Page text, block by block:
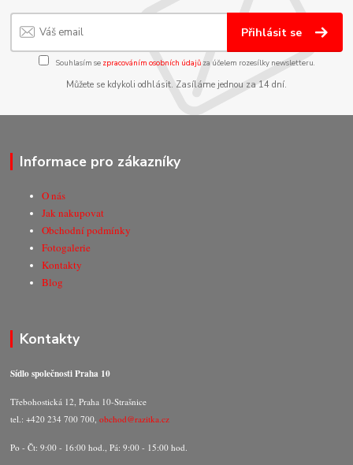
Přihlásit se
Souhlasím se zpracováním osobních údajůza účelem rozesílky newsletteru.
Můžete se kdykoli odhlásit. Zasíláme jednou za 14 dní.
Informace pro zákazníky
O nás
Jak nakupovat
Obchodní podmínky
Fotogalerie
Kontakty
Blog
Kontakty
Sídlo společnosti Praha 10
Třebohostická 12, Praha 10-Strašnice
tel.: +420 234 700 700,obchod@razitka.cz
Po - Čt: 9:00 - 16:00 hod., Pá: 9:00 - 15:00 hod.